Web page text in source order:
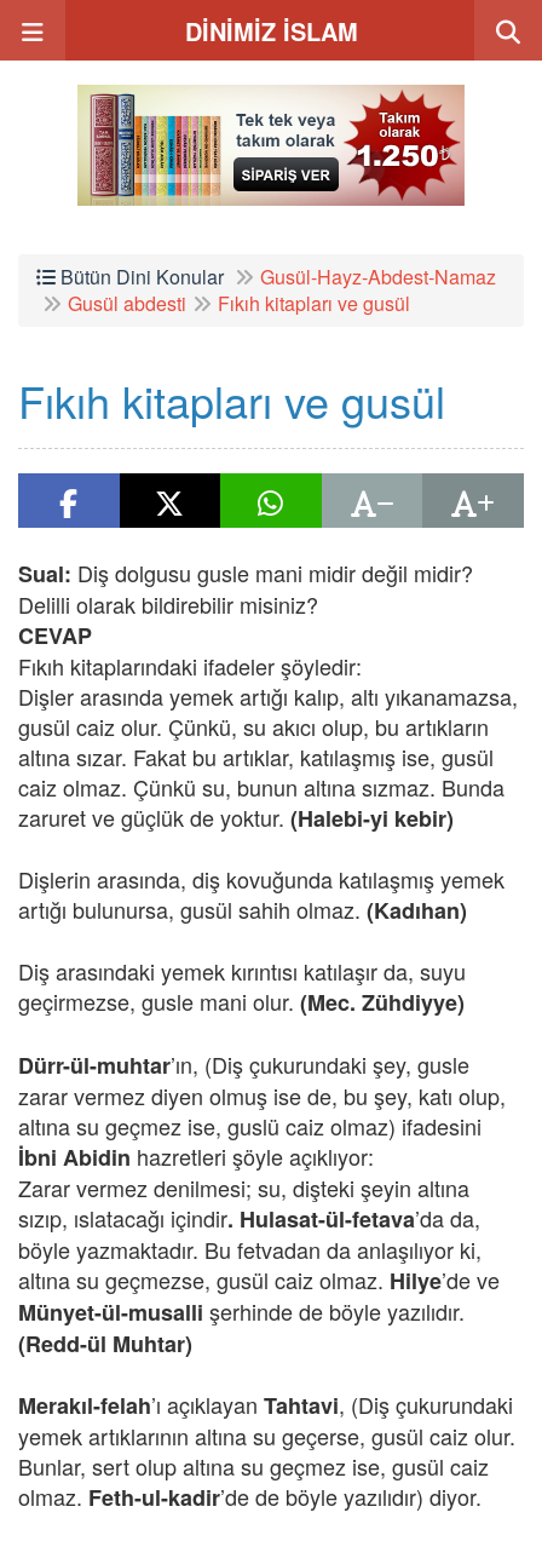
DİNİMİZ İSLAM
Bütün Dini Konular
Gusül-Hayz-Abdest-Namaz
Gusül abdesti
Fıkıh kitapları ve gusül
Fıkıh kitapları ve gusül
Sual: Diş dolgusu gusle mani midir değil midir?
Delilli olarak bildirebilir misiniz?
CEVAP
Fıkıh kitaplarındaki ifadeler şöyledir:
Dişler arasında yemek artığı kalıp, altı yıkanamazsa,
gusül caiz olur. Çünkü, su akıcı olup, bu artıkların
altına sızar. Fakat bu artıklar, katılaşmış ise, gusül
caiz olmaz. Çünkü su, bunun altına sızmaz. Bunda
zaruret ve güçlük de yoktur. (Halebi-yi kebir)
Dişlerin arasında, diş kovuğunda katılaşmış yemek
artığı bulunursa, gusül sahih olmaz. (Kadıhan)
Diş arasındaki yemek kırıntısı katılaşır da, suyu
geçirmezse, gusle mani olur. (Mec. Zühdiyye)
Dürr-ül-muhtar’ın, (Diş çukurundaki şey, gusle
zarar vermez diyen olmuş ise de, bu şey, katı olup,
altına su geçmez ise, guslü caiz olmaz) ifadesini
İbni Abidin hazretleri şöyle açıklıyor:
Zarar vermez denilmesi; su, dişteki şeyin altına
sızıp, ıslatacağı içindir. Hulasat-ül-fetava’da da,
böyle yazmaktadır. Bu fetvadan da anlaşılıyor ki,
altına su geçmezse, gusül caiz olmaz. Hilye’de ve
Münyet-ül-musalli şerhinde de böyle yazılıdır.
(Redd-ül Muhtar)
Merakıl-felah’ı açıklayan Tahtavi, (Diş çukurundaki
yemek artıklarının altına su geçerse, gusül caiz olur.
Bunlar, sert olup altına su geçmez ise, gusül caiz
olmaz. Feth-ul-kadir’de de böyle yazılıdır) diyor.